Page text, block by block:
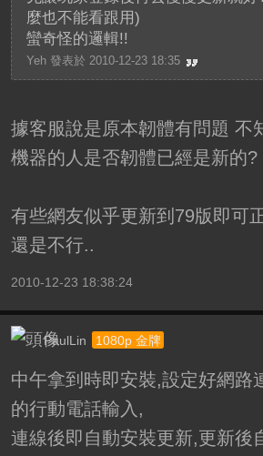
麼也不能看跟用)
蠻奇怪的邏輯!!
Yeh 發表於 2010-12-23 18:35
據客服說是原本韌體有問題 不
機器的人是否韌體已經是新的?
有些網友似乎更新到79版即可
還是不行..
2010-12-23 18:38:24
PaulLin 1080p 金牌
中午拿到時即安裝,設定好網路
的行動電話輸入,
連線後即自動安裝更新,更新後